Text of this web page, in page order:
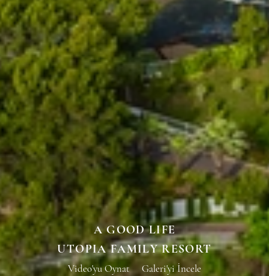
A GOOD LIFE
UTOPIA FAMILY RESORT
Video'yu Oynat Galeri'yi İncele